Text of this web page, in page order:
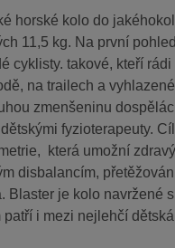
horské kolo do
11,5 kg. Na první
cyklisty. takové, kteří
na trailech a
zmenšeninu
fyzioterapeuty.
která umožní
disbalancím,
je kolo navržené
i mezi nejlehčí